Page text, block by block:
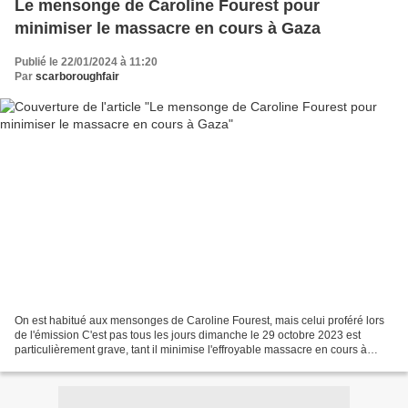
Le mensonge de Caroline Fourest pour
minimiser le massacre en cours à Gaza
Publié le 22/01/2024 à 11:20
Par scarboroughfair
On est habitué aux mensonges de Caroline Fourest, mais celui proféré lors
de l'émission C'est pas tous les jours dimanche le 29 octobre 2023 est
particulièrement grave, tant il minimise l'effroyable massacre en cours à